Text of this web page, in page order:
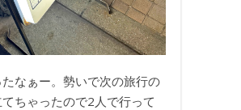
なぁー。勢いで次の旅行の
ちゃったので2人で行って